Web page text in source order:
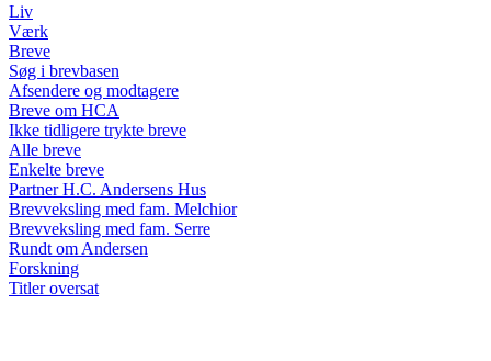
Liv
Værk
Breve
Søg i brevbasen
Afsendere og modtagere
Breve om HCA
Ikke tidligere trykte breve
Alle breve
Enkelte breve
Partner H.C. Andersens Hus
Brevveksling med fam. Melchior
Brevveksling med fam. Serre
Rundt om Andersen
Forskning
Titler oversat